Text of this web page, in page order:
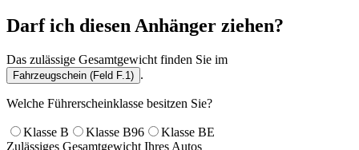
Darf ich diesen Anhänger ziehen?
Das zulässige Gesamtgewicht finden Sie im
Fahrzeugschein (Feld F.1) .
Welche Führerscheinklasse besitzen Sie?
Klasse B Klasse B96
Klasse BE
Zulässiges Gesamtgewicht Ihres Autos